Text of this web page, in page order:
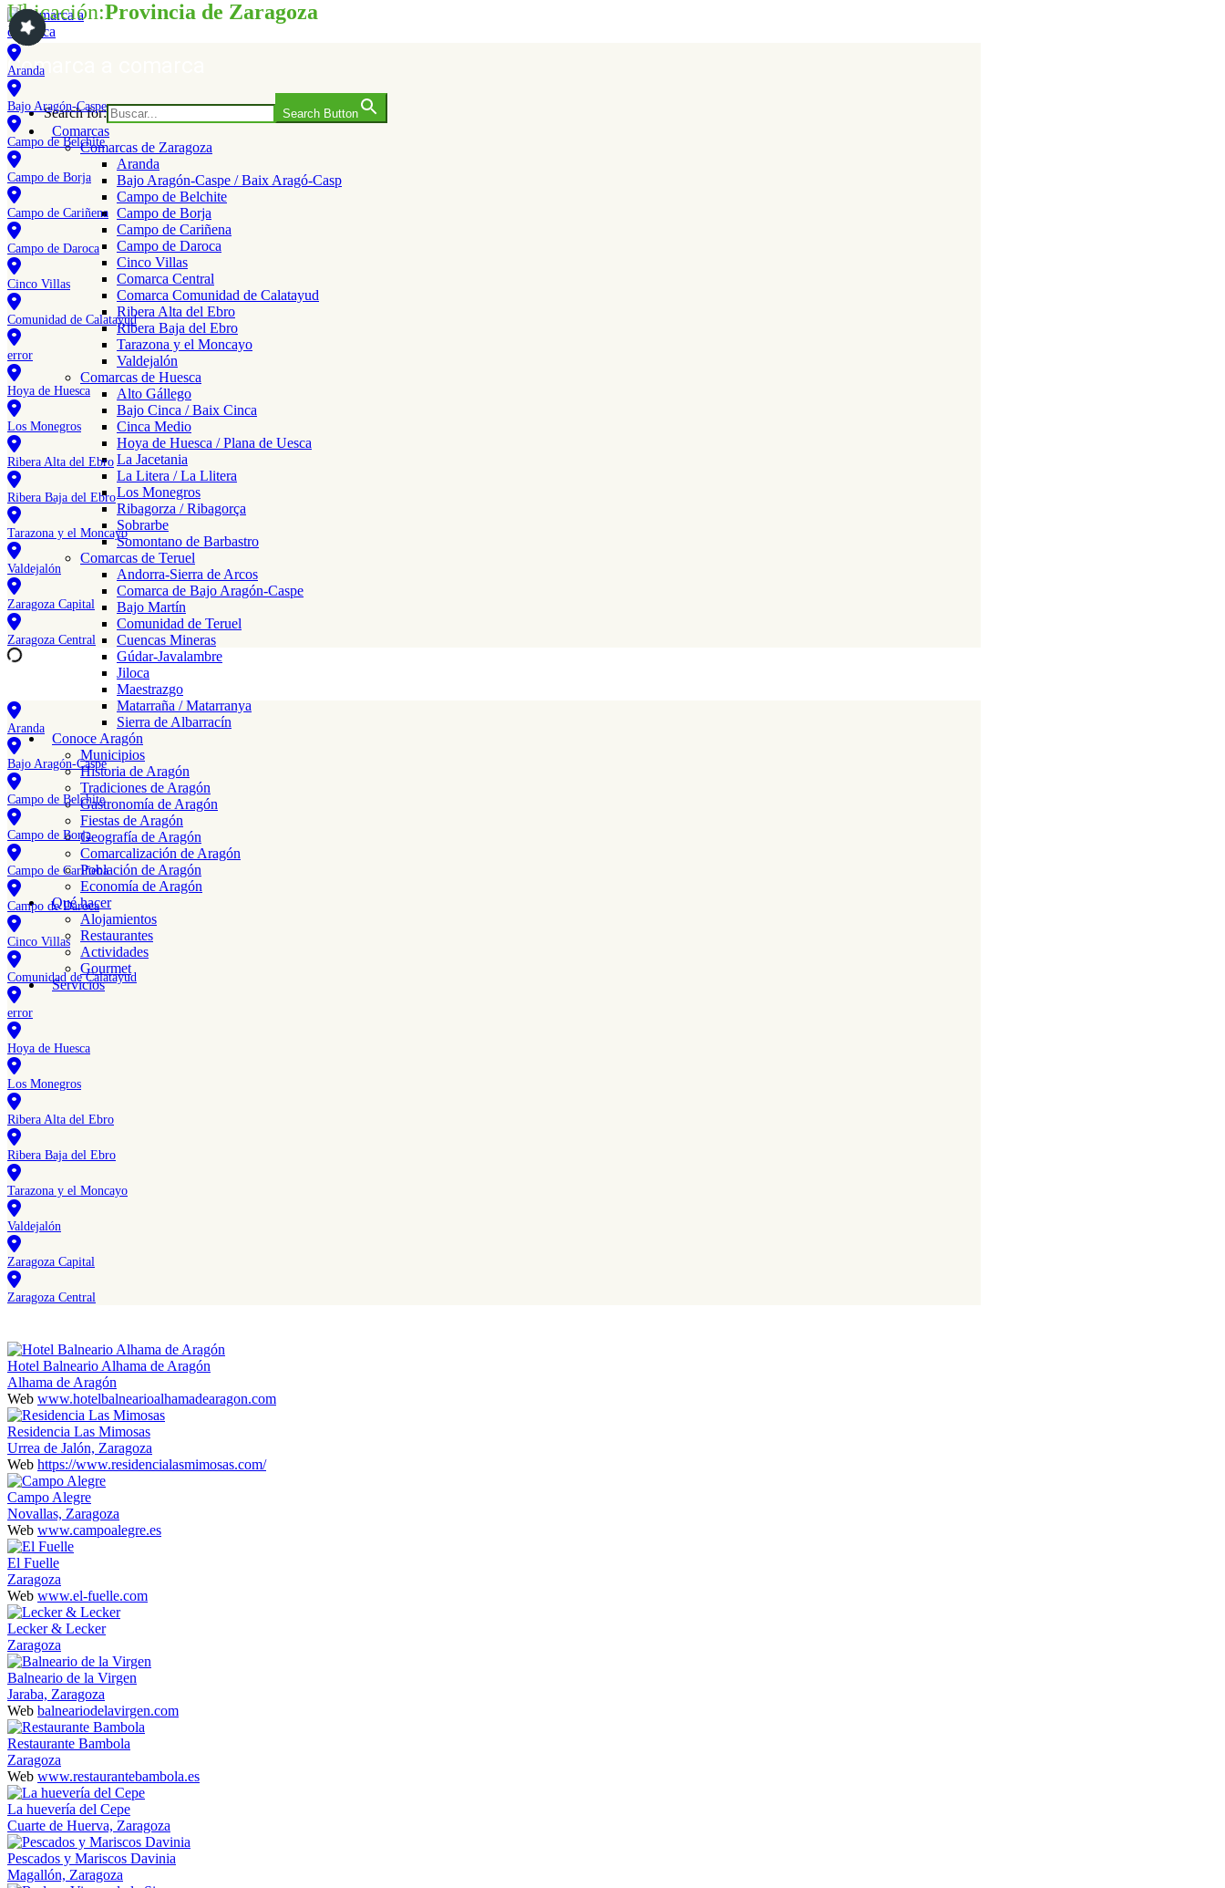
Saltar
al
contenido
Comarca a comarca
Search for: Search Button
Comarcas
Comarcas de Zaragoza
Aranda
Bajo Aragón-Caspe / Baix Aragó-Casp
Campo de Belchite
Campo de Borja
Campo de Cariñena
Campo de Daroca
Cinco Villas
Comarca Central
Comarca Comunidad de Calatayud
Ribera Alta del Ebro
Ribera Baja del Ebro
Tarazona y el Moncayo
Valdejalón
Comarcas de Huesca
Alto Gállego
Bajo Cinca / Baix Cinca
Cinca Medio
Hoya de Huesca / Plana de Uesca
La Jacetania
La Litera / La Llitera
Los Monegros
Ribagorza / Ribagorça
Sobrarbe
Somontano de Barbastro
Comarcas de Teruel
Andorra-Sierra de Arcos
Comarca de Bajo Aragón-Caspe
Bajo Martín
Comunidad de Teruel
Cuencas Mineras
Gúdar-Javalambre
Jiloca
Maestrazgo
Matarraña / Matarranya
Sierra de Albarracín
Conoce Aragón
Municipios
Historia de Aragón
Tradiciones de Aragón
Gastronomía de Aragón
Fiestas de Aragón
Geografía de Aragón
Comarcalización de Aragón
Población de Aragón
Economía de Aragón
Qué hacer
Alojamientos
Restaurantes
Actividades
Gourmet
Servicios
Ubicación:Provincia de Zaragoza
Aranda
Bajo Aragón-Caspe
Campo de Belchite
Campo de Borja
Campo de Cariñena
Campo de Daroca
Cinco Villas
Comunidad de Calatayud
error
Hoya de Huesca
Los Monegros
Ribera Alta del Ebro
Ribera Baja del Ebro
Tarazona y el Moncayo
Valdejalón
Zaragoza Capital
Zaragoza Central
Aranda
Bajo Aragón-Caspe
Campo de Belchite
Campo de Borja
Campo de Cariñena
Campo de Daroca
Cinco Villas
Comunidad de Calatayud
error
Hoya de Huesca
Los Monegros
Ribera Alta del Ebro
Ribera Baja del Ebro
Tarazona y el Moncayo
Valdejalón
Zaragoza Capital
Zaragoza Central
Hotel Balneario Alhama de Aragón
Alhama de Aragón
Web www.hotelbalnearioalhamadearagon.com
Residencia Las Mimosas
Urrea de Jalón, Zaragoza
Web https://www.residencialasmimosas.com/
Campo Alegre
Novallas, Zaragoza
Web www.campoalegre.es
El Fuelle
Zaragoza
Web www.el-fuelle.com
Lecker & Lecker
Zaragoza
Balneario de la Virgen
Jaraba, Zaragoza
Web balneariodelavirgen.com
Restaurante Bambola
Zaragoza
Web www.restaurantebambola.es
La huevería del Cepe
Cuarte de Huerva, Zaragoza
Pescados y Mariscos Davinia
Magallón, Zaragoza